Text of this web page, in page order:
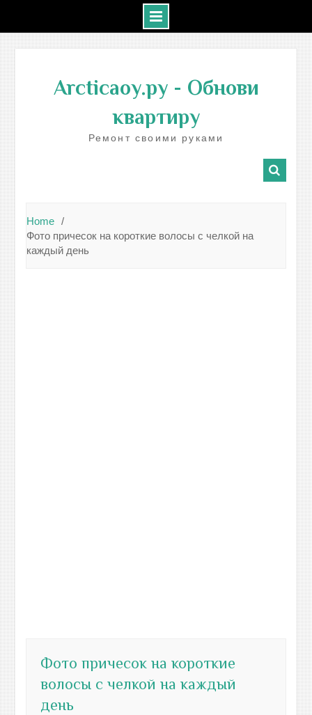
contentArcticaoy.ру- Обнови
квартиру
Ремонт своими руками
Home
Фото причесок на короткие волосы с челкой на
каждый день
Фото причесок на короткие
волосы с челкой на каждый
день